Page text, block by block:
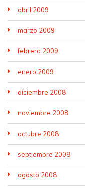
abril 2009
marzo 2009
febrero 2009
enero 2009
diciembre 2008
noviembre 2008
octubre 2008
septiembre 2008
agosto 2008